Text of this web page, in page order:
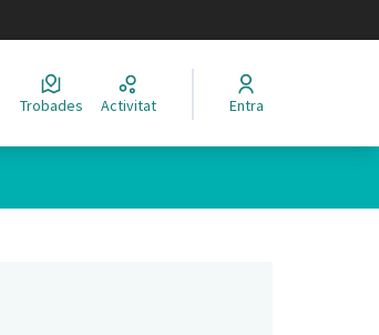
Trobades Activitat Entra